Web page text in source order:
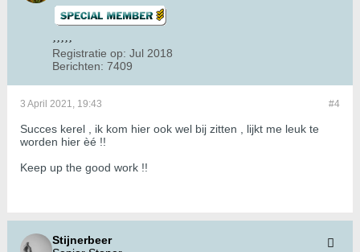
Registratie op: Jul 2018
Berichten: 7409
#4
3 April 2021, 19:43
Succes kerel , ik kom hier ook wel bij zitten , lijkt me leuk te
worden hier èé !!
Keep up the good work !!
Stijnerbeer